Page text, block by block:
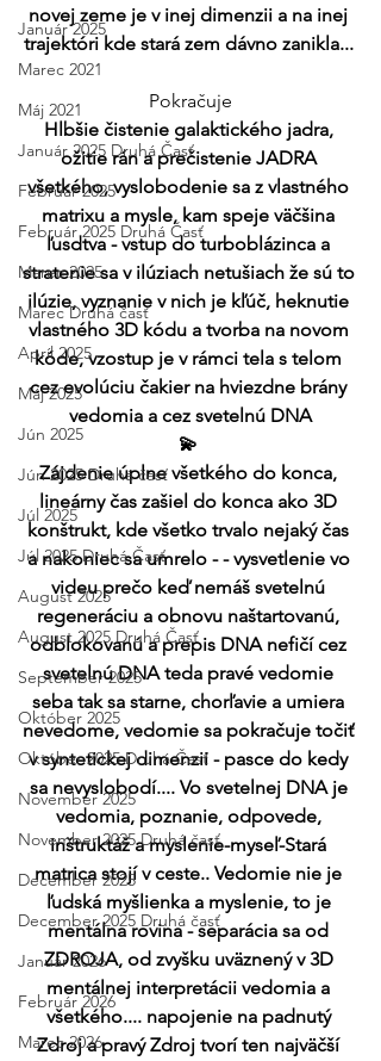
Január 2025
Marec 2021
Máj 2021
Január 2025 Druhá Časť
Február 2025
Február 2025 Druhá Časť
Marec 2025
Marec Druhá časť
Apríl 2025
Máj 2025
Jún 2025
Jún 2025 Druhá časť
Júl 2025
Júl 2025 Druhá Časť
August 2025
August 2025 Druhá Časť
September 2025
Október 2025
Október 2025 Druhá Časť
November 2025
November 2025 Druhá časť
December 2025
December 2025 Druhá časť
Január 2026
Február 2026
Marec 2026
novej zeme je v inej dimenzii a na inej
trajektóri kde stará zem dávno zanikla...
Pokračuje
Hlbšie čistenie galaktického jadra,
ožitie rán a prečistenie JADRA
všetkého, vyslobodenie sa z vlastného
matrixu a mysle, kam speje väčšina
ľusdtva - vstup do turboblázinca a
stratenie sa v ilúziach netušiach že sú to
ilúzie, vyznanie v nich je kľúč, heknutie
vlastného 3D kódu a tvorba na novom
kóde, vzostup je v rámci tela s telom
cez evolúciu čakier na hviezdne brány
vedomia a cez svetelnú DNA
💫
Zájdenie úplne všetkého do konca,
lineárny čas zašiel do konca ako 3D
konštrukt, kde všetko trvalo nejaký čas
a nakoniec sa umrelo - - vysvetlenie vo
videu prečo keď nemáš svetelnú
regeneráciu a obnovu naštartovanú,
odblokovanú a prepis DNA nefičí cez
svetelnú DNA teda pravé vedomie
seba tak sa starne, chorľavie a umiera
nevedome, vedomie sa pokračuje točiť
v syntetickej dimenzii - pasce do kedy
sa nevyslobodí.... Vo svetelnej DNA je
vedomia, poznanie, odpovede,
inštruktáž a myslenie-myseľ-Stará
matrica stojí v ceste.. Vedomie nie je
ľudská myšlienka a myslenie, to je
mentálna rovina - separácia sa od
ZDROJA, od zvyšku uväznený v 3D
mentálnej interpretácii vedomia a
všetkého.... napojenie na padnutý
Zdroj a pravý Zdroj tvorí ten najväčší